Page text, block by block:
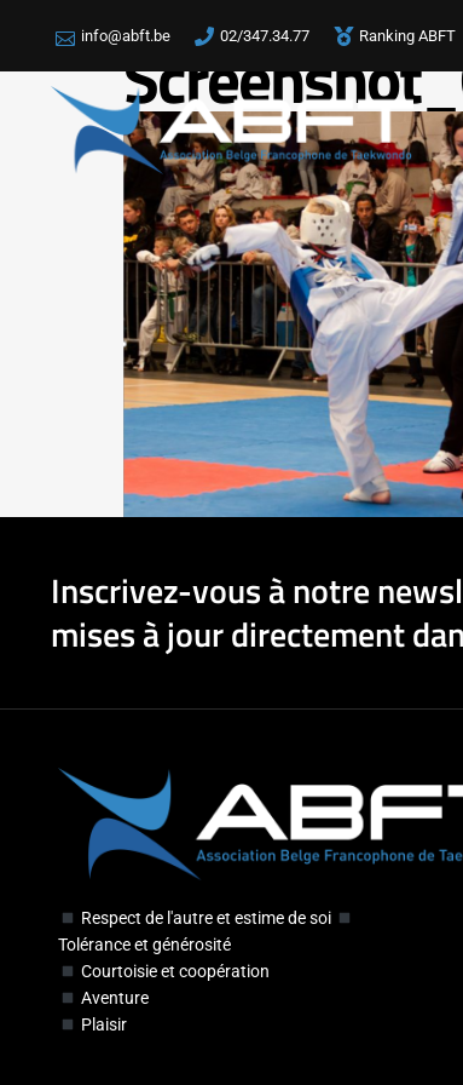
info@abft.be 02/347.34.77 Ranking ABFT
Inscrivez-vous à notre
mises à jour directement
Respect de l'autre et estime de soi
Tolérance et générosité
Courtoisie et coopération
Aventure
Plaisir